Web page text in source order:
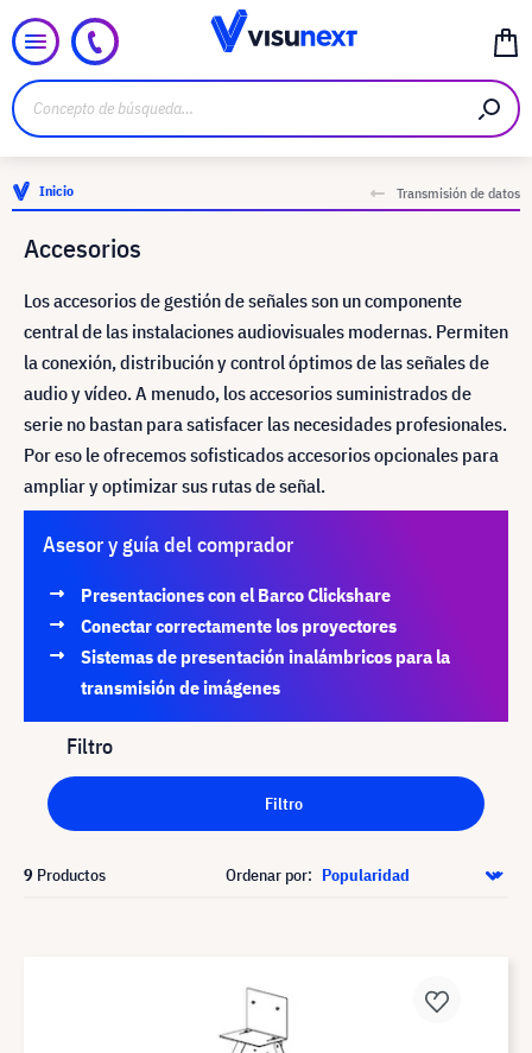
Inicio Transmisión de datos
Accesorios
Los accesorios de gestión de señales son un componente
central de las instalaciones audiovisuales modernas. Permiten
la conexión, distribución y control óptimos de las señales de
audio y vídeo. A menudo, los accesorios suministrados de
serie no bastan para satisfacer las necesidades profesionales.
Por eso le ofrecemos sofisticados accesorios opcionales para
ampliar y optimizar sus rutas de señal.
Asesor y guía del comprador
Presentaciones con el Barco Clickshare
Conectar correctamente los proyectores
Sistemas de presentación inalámbricos para la
transmisión de imágenes
Filtro
Filtro
9 Productos Ordenar por: